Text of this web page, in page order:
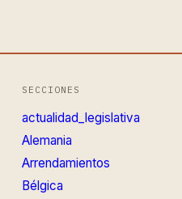
SECCIONES
actualidad_legislativa
Alemania
Arrendamientos
Bélgica